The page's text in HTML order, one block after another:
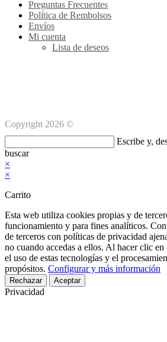
Preguntas Frecuentes
Política de Rembolsos
Envíos
Mi cuenta
Lista de deseos
Copyright 2026 ©
en
esta
web
Escribe y,
buscar
×
×
Carrito
Esta web utiliza cookies propias y de
funcionamiento y para fines analíticos.
de terceros con políticas de privacidad
no cuando accedas a ellos. Al hacer clic
el uso de estas tecnologías y el
propósitos. Configurar y más información
Rechazar Aceptar
Privacidad